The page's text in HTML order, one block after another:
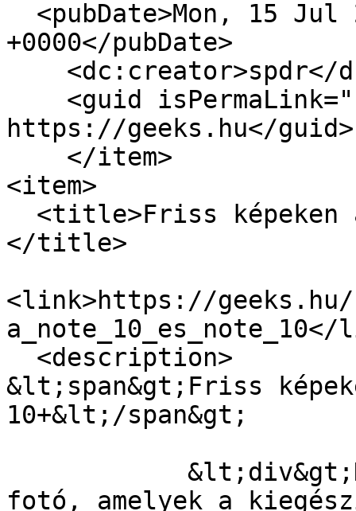
+0000</pubDate>
https://geeks.hu</guid>
<item>
</title>
<link>https://geeks.hu/
&lt;span&gt;Friss
10+&lt;/span&gt;
fotó, amelyek a